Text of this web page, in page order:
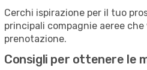
Cerchi ispirazione per il tuo
principali compagnie aeree
prenotazione.
Consigli per ottenere le